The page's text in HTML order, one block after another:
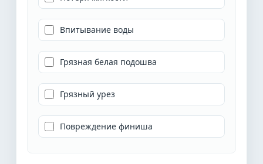
Впитывание воды
Грязная белая подошва
Грязный урез
Повреждение финиша